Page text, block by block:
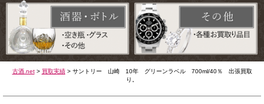
古酒.net> 買取実績> サントリー 山崎 10年 グリーンラベル 700ml/40％ 出張買取
り。